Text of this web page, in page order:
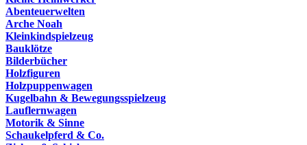
Abenteuerwelten
Arche Noah
Kleinkindspielzeug
Bauklötze
Bilderbücher
Holzfiguren
Holzpuppenwagen
Kugelbahn & Bewegungsspielzeug
Lauflernwagen
Motorik & Sinne
Schaukelpferd & Co.